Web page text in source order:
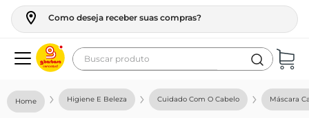
Como deseja receber suas compras?
Buscar produto
Higiene E Beleza Cuidado Com O Cabelo Máscara
geladeira